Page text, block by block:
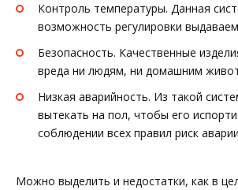
Контроль температуры. Данная
возможность регулировки
Безопасность. Качественные
вреда ни людям, ни домашним
Низкая аварийность. Из такой
вытекать на пол, чтобы его
соблюдении всех правил риск
Можно выделить и недостатки, как в